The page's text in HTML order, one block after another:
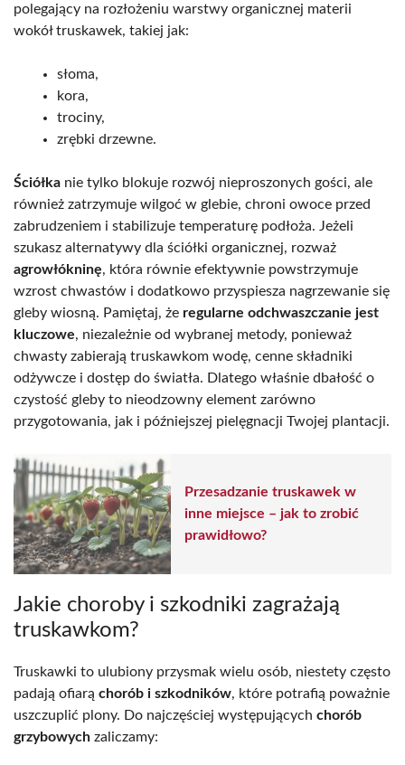
polegający na rozłożeniu warstwy organicznej materii
wokół truskawek, takiej jak:
słoma,
kora,
trociny,
zrębki drzewne.
Ściółka nie tylko blokuje rozwój nieproszonych gości, ale
również zatrzymuje wilgoć w glebie, chroni owoce przed
zabrudzeniem i stabilizuje temperaturę podłoża. Jeżeli
szukasz alternatywy dla ściółki organicznej, rozważ
agrowłókninę, która równie efektywnie powstrzymuje
wzrost chwastów i dodatkowo przyspiesza nagrzewanie się
gleby wiosną. Pamiętaj, że regularne odchwaszczanie jest
kluczowe, niezależnie od wybranej metody, ponieważ
chwasty zabierają truskawkom wodę, cenne składniki
odżywcze i dostęp do światła. Dlatego właśnie dbałość o
czystość gleby to nieodzowny element zarówno
przygotowania, jak i późniejszej pielęgnacji Twojej plantacji.
Przesadzanie truskawek w
inne miejsce – jak to zrobić
prawidłowo?
Jakie choroby i szkodniki zagrażają
truskawkom?
Truskawki to ulubiony przysmak wielu osób, niestety często
padają ofiarą chorób i szkodników, które potrafią poważnie
uszczuplić plony. Do najczęściej występujących chorób
grzybowych zaliczamy: